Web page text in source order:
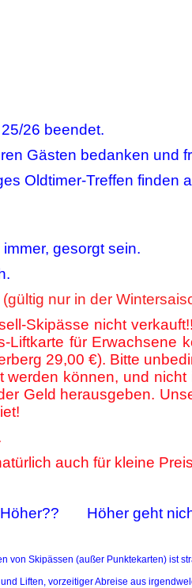
26 beendet.
Gästen bedanken und
Oldtimer-Treffen
gesorgt sein.
nur in der
Skipässe nicht
Liftkarte für Erwachsene
29,00 €). Bitte
werden können, und
Geld herausgeben.
auch für kleine
Höher geht
von Skipässen (außer Punktekarten) ist
Liften, vorzeitiger Abreise aus